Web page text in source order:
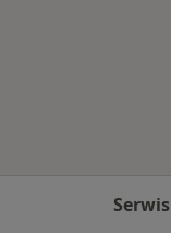
Serwis